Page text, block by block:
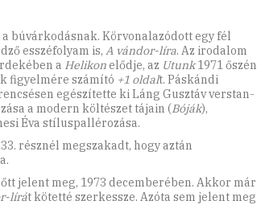
búvárkodásnak. Körvonalazódott egy fél
esszéfolyam is, A vándor-líra. Az irodalom
a Helikon elődje, az Utunk1971 őszén
figyelmére számító +1 oldalt. Páskándi
egészítette ki Láng Gusztáv verstan-
a modern költészet tájain (Bóják),
Éva stíluspallérozása.
résznél megszakadt, hogy aztán
jelent meg, 1973 decemberében. Akkor már
lírát kötetté szerkessze. Azóta sem jelent meg